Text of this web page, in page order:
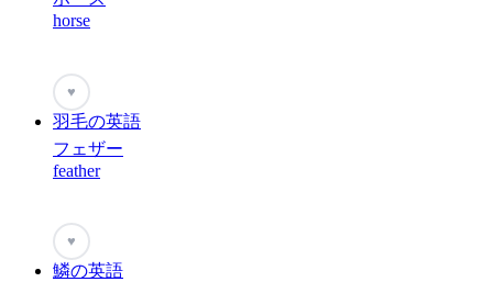
horse
♥
羽毛の英語
フェザー
feather
♥
鱗の英語